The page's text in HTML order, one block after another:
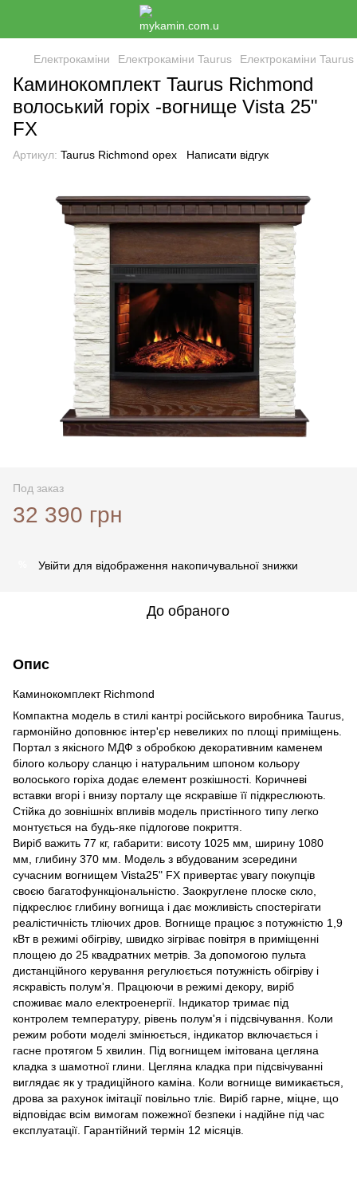
Електрокаміни Електрокаміни Taurus Електрокаміни
Каминокомплект Taurus Richmond
волоський горіх -вогнище Vista 25"
FX
Артикул: Taurus Richmond орех Написати відгук
Под заказ
32 390 грн
Увійти для відображення накопичувальної знижки
До обраного
Опис
Каминокомплект Richmond
Компактна модель в стилі кантрі російського виробника Taurus,
гармонійно доповнює інтер'єр невеликих по площі приміщень.
Портал з якісного МДФ з обробкою декоративним каменем
білого кольору сланцю і натуральним шпоном кольору
волоського горіха додає елемент розкішності. Коричневі
вставки вгорі і внизу порталу ще яскравіше її підкреслюють.
Стійка до зовнішніх впливів модель пристінного типу легко
монтується на будь-яке підлогове покриття.
Виріб важить 77 кг, габарити: висоту 1025 мм, ширину 1080
мм, глибину 370 мм. Модель з вбудованим зсередини
сучасним вогнищем Vista25" FX привертає увагу покупців
своєю багатофункціональністю. Заокруглене плоске скло,
підкреслює глибину вогнища і дає можливість спостерігати
реалістичність тліючих дров. Вогнище працює з потужністю 1,9
кВт в режимі обігріву, швидко зігріває повітря в приміщенні
площею до 25 квадратних метрів. За допомогою пульта
дистанційного керування регулюється потужність обігріву і
яскравість полум'я. Працюючи в режимі декору, виріб
споживає мало електроенергії. Індикатор тримає під
контролем температуру, рівень полум'я і підсвічування. Коли
режим роботи моделі змінюється, індикатор включається і
гасне протягом 5 хвилин. Під вогнищем імітована цегляна
кладка з шамотної глини. Цегляна кладка при підсвічуванні
виглядає як у традиційного каміна. Коли вогнище вимикається,
дрова за рахунок імітації повільно тліє. Виріб гарне, міцне, що
відповідає всім вимогам пожежної безпеки і надійне під час
експлуатації. Гарантійний термін 12 місяців.